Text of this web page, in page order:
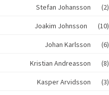
Stefan Johansson (2)
Joakim Johnsson (10)
Johan Karlsson (6)
Kristian Andreasson (8)
Kasper Arvidsson (3)